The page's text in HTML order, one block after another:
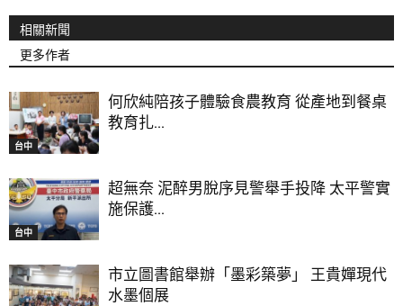
相關新聞
更多作者
台中
何欣純陪孩子體驗食農教育 從產地到餐桌
教育扎...
台中
超無奈 泥醉男脫序見警舉手投降 太平警實
施保護...
市立圖書館舉辦「墨彩築夢」 王貴嬋現代
水墨個展